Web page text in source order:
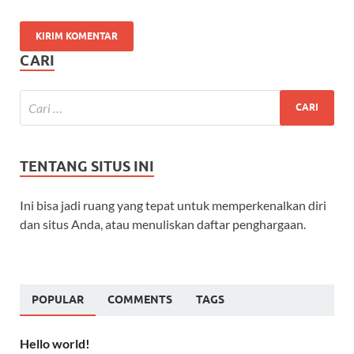
CARI
TENTANG SITUS INI
Ini bisa jadi ruang yang tepat untuk memperkenalkan diri
dan situs Anda, atau menuliskan daftar penghargaan.
POPULAR COMMENTS TAGS
Hello world!